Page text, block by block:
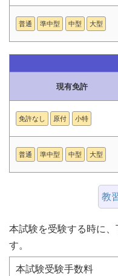
普通 準中型 中型 大型
現有免許
免許なし 原付 小特
普通 準中型 中型 大型
教
本試験を受験する時に
す。
本試験受験手数料